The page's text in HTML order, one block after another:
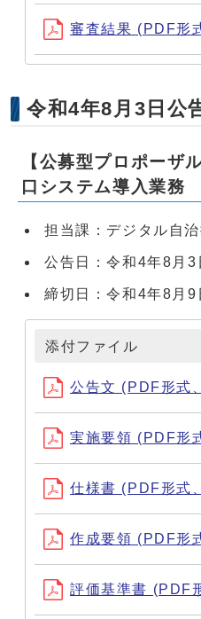
審査結果 (PDF形
令和4年8月3日公
【公募型プロポーザ
口システム導入業務
担当課：デジタル自
公告日：令和4年8月3
締切日：令和4年8月9
添付ファイル
公告文 (PDF形式
実施要領 (PDF形
仕様書 (PDF形式
作成要領 (PDF形
評価基準書 (PDF